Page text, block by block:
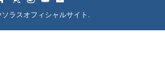
ラスオフィシャルサイト.